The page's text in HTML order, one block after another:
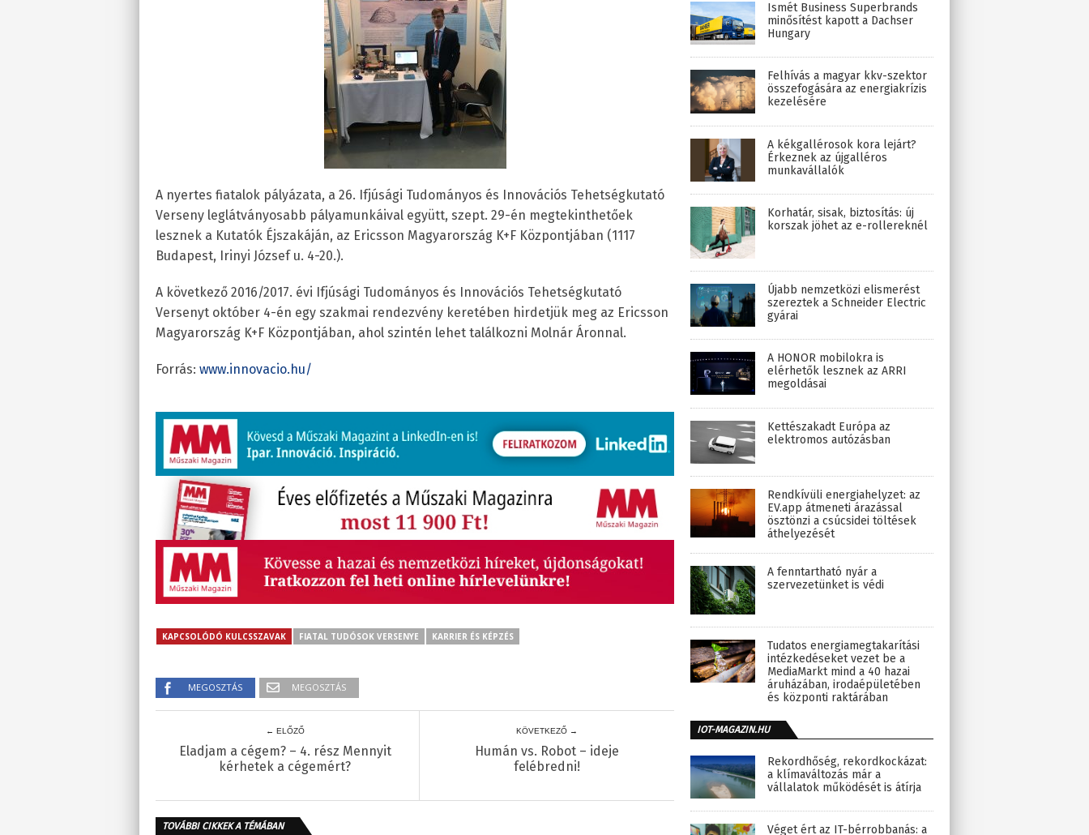
A nyertes fiatalok pályázata, a 26. Ifjúsági Tudományos és Innovációs Tehetségkutató
Verseny leglátványosabb pályamunkáival együtt, szept. 29-én megtekinthetőek
lesznek a Kutatók Éjszakáján, az Ericsson Magyarország K+F Központjában (1117
Budapest, Irinyi József u. 4-20.).
A következő 2016/2017. évi Ifjúsági Tudományos és Innovációs Tehetségkutató
Versenyt október 4-én egy szakmai rendezvény keretében hirdetjük meg az Ericsson
Magyarország K+F Központjában, ahol szintén lehet találkozni Molnár Áronnal.
Forrás: www.innovacio.hu/
KAPCSOLÓDÓ KULCSSZAVAK FIATAL TUDÓSOK VERSENYE KARRIER ÉS KÉPZÉS
MEGOSZTÁS MEGOSZTÁS
← ELŐZŐ
Eladjam a cégem? – 4. rész Mennyit
kérhetek a cégemért?
KÖVETKEZŐ →
Humán vs. Robot – ideje
felébredni!
TOVÁBBI CIKKEK A TÉMÁBAN
Ismét Business Superbrands
minősítést kapott a Dachser
Hungary
Felhívás a magyar kkv-szektor
összefogására az energiakrízis
kezelésére
A kékgallérosok kora lejárt?
Érkeznek az újgalléros
munkavállalók
Korhatár, sisak, biztosítás: új
korszak jöhet az e-rollereknél
Újabb nemzetközi elismerést
szereztek a Schneider Electric
gyárai
A HONOR mobilokra is
elérhetők lesznek az ARRI
megoldásai
Kettészakadt Európa az
elektromos autózásban
Rendkívüli energiahelyzet: az
EV.app átmeneti árazással
ösztönzi a csúcsidei töltések
áthelyezését
A fenntartható nyár a
szervezetünket is védi
Tudatos energiamegtakarítási
intézkedéseket vezet be a
MediaMarkt mind a 40 hazai
áruházában, irodaépületében
és központi raktárában
IOT-MAGAZIN.HU
Rekordhőség, rekordkockázat:
a klímaváltozás már a
vállalatok működését is átírja
Véget ért az IT-bérrobbanás: a